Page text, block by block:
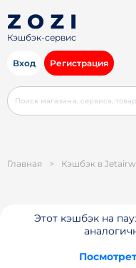
Кэшбэк-сервис
Вход Регистрация
Главная > Кэшбэк в
Этот кэшбэк на